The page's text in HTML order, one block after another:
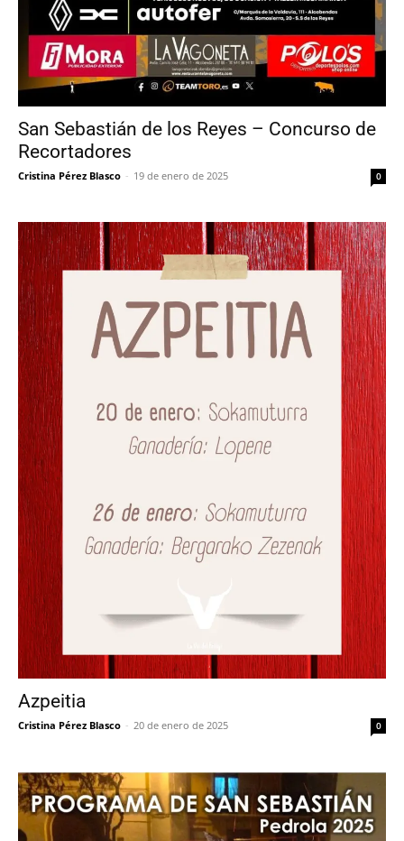
San Sebastián de los Reyes – Concurso de
Recortadores
Cristina Pérez Blasco - 19 de enero de 2025 0
Azpeitia
Cristina Pérez Blasco - 20 de enero de 2025 0